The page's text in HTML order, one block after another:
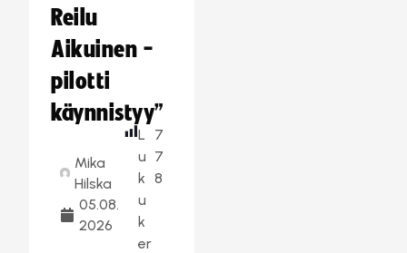
Reilu
Aikuinen -
pilotti
käynnistyy”
Mika
Hilska
05.08.
2026
L
u
k
u
k
er
7
7
8